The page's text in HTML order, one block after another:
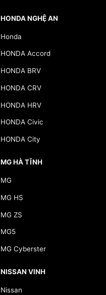
HONDA NGHỆ AN
Honda
HONDA Accord
HONDA BRV
HONDA CRV
HONDA HRV
HONDA Civic
HONDA City
MG HÀ TĨNH
MG
MG HS
MG ZS
MG5
MG Cyberster
NISSAN VINH
Nissan